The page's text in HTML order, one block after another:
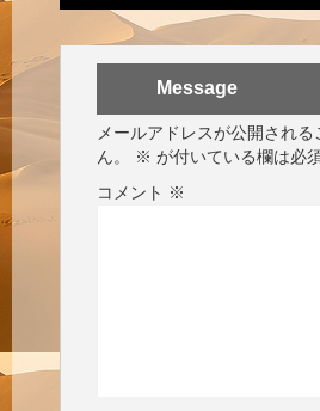
Message
メールアドレスが公開され
ん。
※ が付いている欄は必
コメント ※